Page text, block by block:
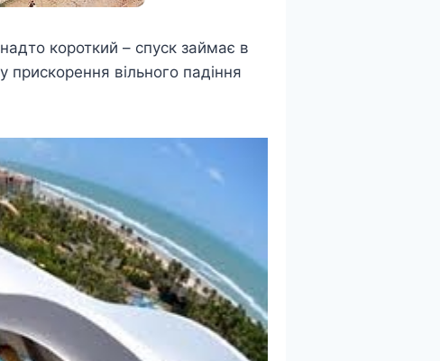
короткий – спуск займає в
вільного падіння